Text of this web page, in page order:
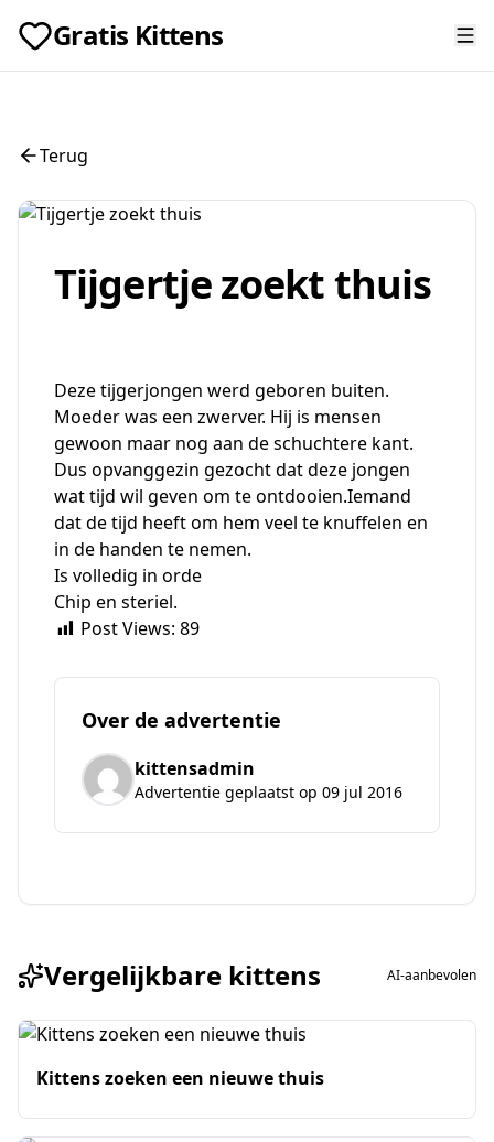
Gratis Kittens
Terug
Tijgertje zoekt thuis
Deze tijgerjongen werd geboren buiten.
Moeder was een zwerver. Hij is mensen
gewoon maar nog aan de schuchtere kant.
Dus opvanggezin gezocht dat deze jongen
wat tijd wil geven om te ontdooien.Iemand
dat de tijd heeft om hem veel te knuffelen en
in de handen te nemen.
Is volledig in orde
Chip en steriel.
Post Views: 89
Over de advertentie
kittensadmin
Advertentie geplaatst op 09 jul 2016
Vergelijkbare kittens AI-aanbevolen
Kittens zoeken een nieuwe thuis